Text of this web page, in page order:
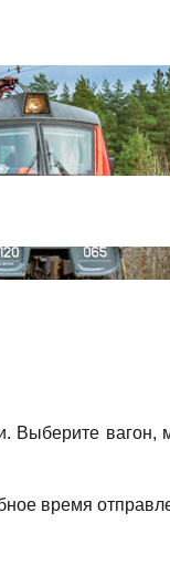
Выберите вагон,
время